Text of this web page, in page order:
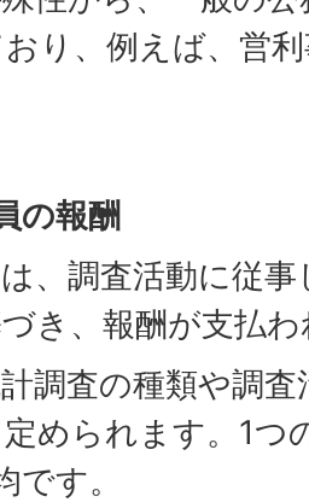
り、例えば、営
の報酬
、調査活動に従
き、報酬が支払
調査の種類や調
められます。1つ
です。